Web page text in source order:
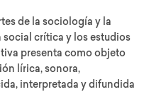
de la sociología y la
crítica y los estudios
presenta como objeto
lírica, sonora,
interpretada y difundida